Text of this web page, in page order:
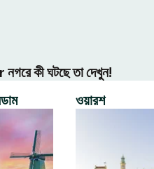
কী ঘটছে তা দেখুন!
ওয়ারশ